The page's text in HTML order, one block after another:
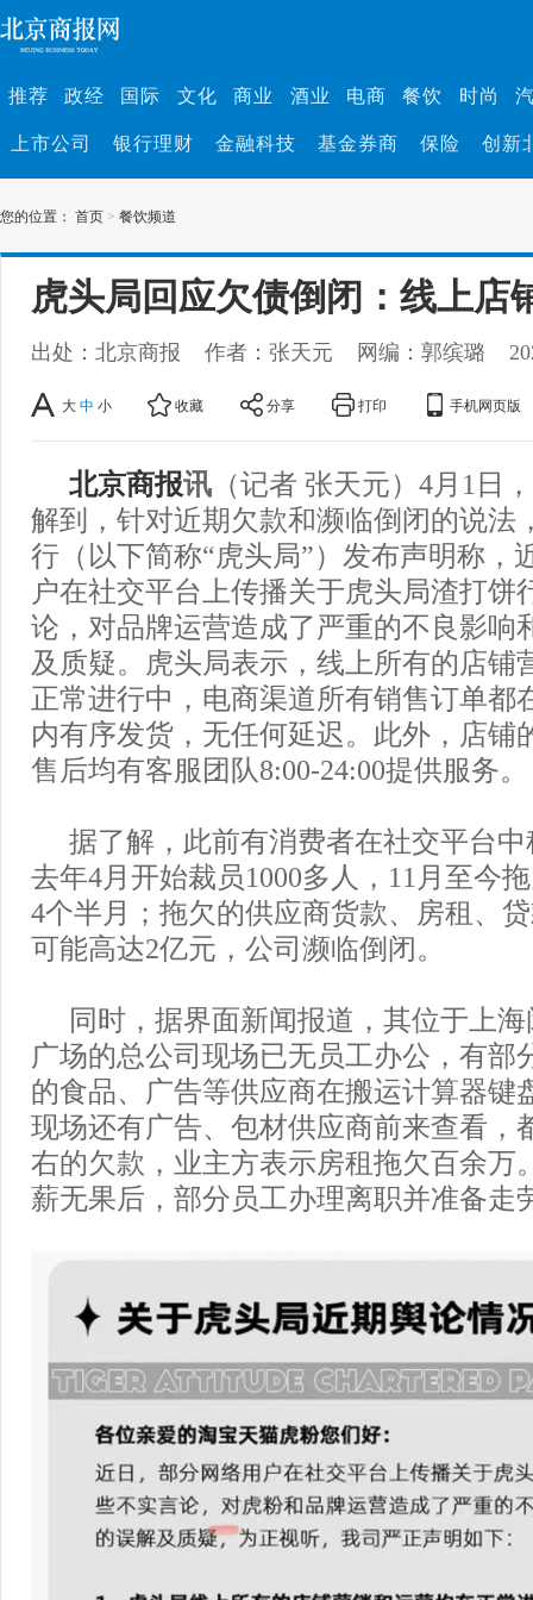
推荐 政经 国际 文化 商业 酒业 电商 餐饮 时尚
上市公司 银行理财 金融科技 基金券商 保险 创新
您的位置： 首页 > 餐饮频道
虎头局回应欠债倒闭：线上店
出处：北京商报 作者：张天元 网编：郭缤璐
大 中 小 收藏 分享 打印 手机网页版
北京商报讯 （记者 张天元）4月1日
解到，针对近期欠款和濒临倒闭的说法
行（以下简称“虎头局”）发布声明称，
户在社交平台上传播关于虎头局渣打饼
论，对品牌运营造成了严重的不良影响
及质疑。虎头局表示，线上所有的店铺
正常进行中，电商渠道所有销售订单都
内有序发货，无任何延迟。此外，店铺
售后均有客服团队8:00-24:00提供服务。
据了解，此前有消费者在社交平台
去年4月开始裁员1000多人，11月至今
4个半月；拖欠的供应商货款、房租、
可能高达2亿元，公司濒临倒闭。
同时，据界面新闻报道，其位于上
广场的总公司现场已无员工办公，有部
的食品、广告等供应商在搬运计算器键
现场还有广告、包材供应商前来查看，
右的欠款，业主方表示房租拖欠百余万
薪无果后，部分员工办理离职并准备走